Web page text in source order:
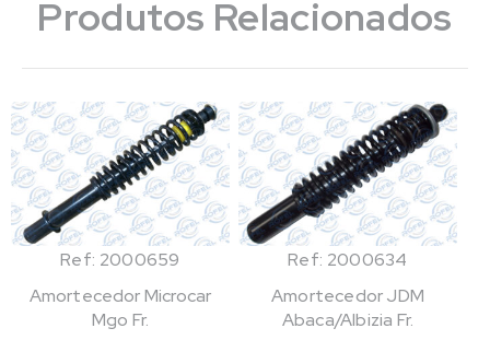
Produtos Relacionados
Ref: 2000659
Amortecedor Microcar
Mgo Fr.
Ref: 2000634
Amortecedor JDM
Abaca/Albizia Fr.